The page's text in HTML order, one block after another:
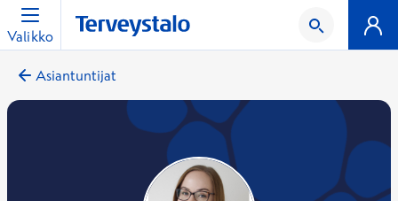
Valikko
Asiantuntijat